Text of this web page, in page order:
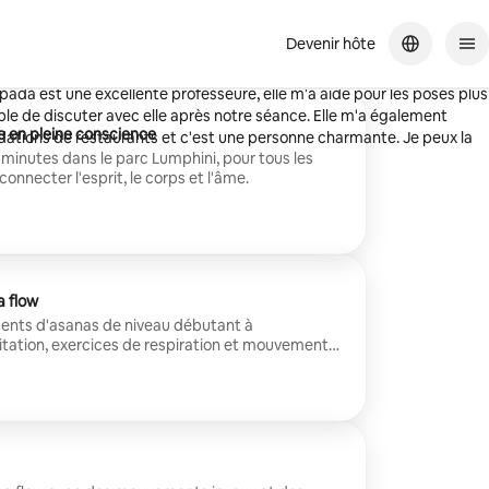
Devenir hôte
en pleine conscience
dans le parc Lumphini, pour tous les
l'esprit, le corps et l'âme.
flow
d'asanas de niveau débutant à
exercices de respiration et mouvements
matinal avec Vipada. Le cadre dans le parc, sous d'immenses
est une excellente professeure, elle m'a aidé pour les poses plus
de discuter avec elle après notre séance. Elle m'a également
de restaurants et c'est une personne charmante. Je peux la